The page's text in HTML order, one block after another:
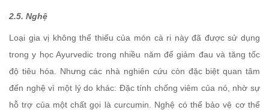
2.5. Nghệ
Loại gia vị không thể thiếu của món cà ri này đã được sử dụng
trong y học Ayurvedic trong nhiều năm để giảm đau và tăng tốc
độ tiêu hóa. Nhưng các nhà nghiên cứu còn đặc biệt quan tâm
đến nghệ vì một lý do khác: Đặc tính chống viêm của nó, nhờ sự
hỗ trợ của một chất gọi là curcumin. Nghệ có thể bảo vệ cơ thể